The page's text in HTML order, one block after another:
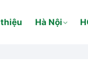
Hà Nội